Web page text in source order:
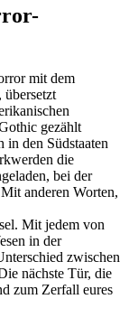
mit dem
übersetzt
gezählt
in den Südstaaten
die
bei der
anderen Worten,
Mit jedem von
in der
zwischen
nächste Tür, die
zum Zerfall eures